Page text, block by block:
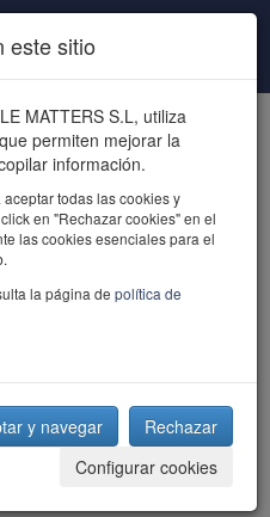
by talent
este sitio
MATTERS S.L, utiliza
permiten mejorar la
información.
todas las cookies y
en "Rechazar cookies" en el
las cookies esenciales para el
la página de política de
y navegar
Rechazar
Configurar cookies